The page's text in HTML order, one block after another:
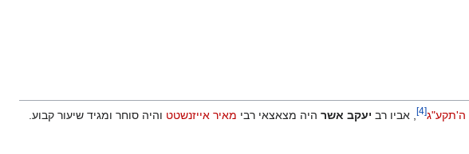
ה'תקע"ג[
4
] , אביו רב יעקב אשר היה מצאצאי רבי מאיר אייזנשטט והיה סוחר ומגיד שיעור קבוע.